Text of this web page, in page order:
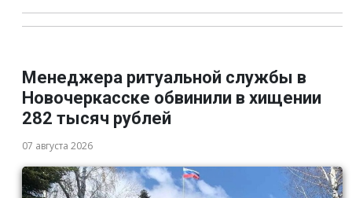
Менеджера ритуальной службы в
Новочеркасске обвинили в хищении
282 тысяч рублей
07 августа 2026